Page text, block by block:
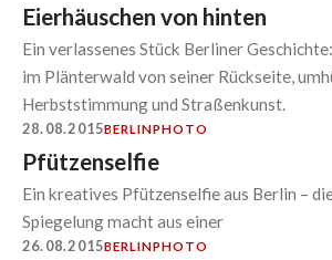
Eierhäuschen von hinten
Ein verlassenes Stück Berliner
im Plänterwald von seiner Rückseite,
Herbststimmung und Straßenkunst.
28.08.2015BERLINPHOTO
Pfützenselfie
Ein kreatives Pfützenselfie aus Berlin –
Spiegelung macht aus einer
26.08.2015BERLINPHOTO